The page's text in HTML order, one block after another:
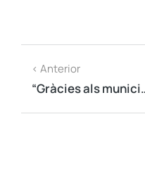
< Anterior
“Gràcies als